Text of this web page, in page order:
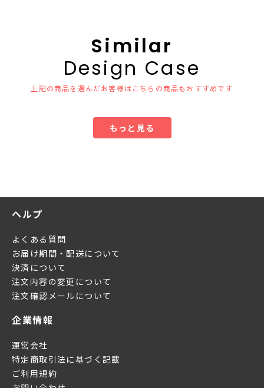
Similar
Design Case
上記の商品を選んだお客様はこちらの商品もおすすめです
もっと見る
ヘルプ
よくある質問
お届け期間・配送について
決済について
注文内容の変更について
注文確認メールについて
企業情報
運営会社
特定商取引法に基づく記載
ご利用規約